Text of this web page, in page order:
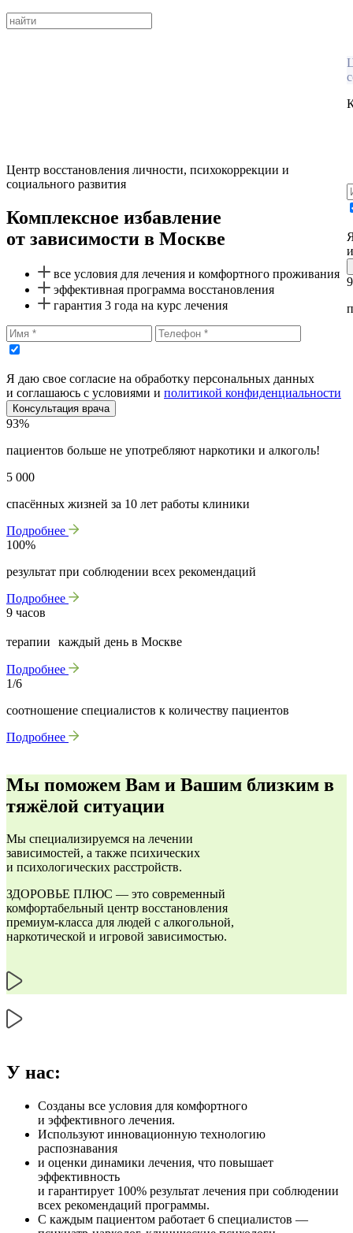
Центр восстановления личности, психокоррекции и
социального развития
Комплексное избавление
от зависимости в Москве
все условия для лечения и комфортного проживания
эффективная программа восстановления
гарантия 3 года на курс лечения
Я даю свое согласие на обработку персональных данных
и соглашаюсь с условиями и политикой конфиденциальности
Консультация врача
93%
пациентов больше не употребляют наркотики и алкоголь!
5 000
спасённых жизней за 10 лет работы клиники
Подробнее
100%
результат при соблюдении всех рекомендаций
Подробнее
9 часов
терапии каждый день в Москве
Подробнее
1/6
соотношение специалистов к количеству пациентов
Подробнее
Мы поможем Вам и Вашим близким в
тяжёлой ситуации
Мы специализируемся на лечении
зависимостей, а также психических
и психологических расстройств.
ЗДОРОВЬЕ ПЛЮС — это современный
комфортабельный центр восстановления
премиум-класса для людей с алкогольной,
наркотической и игровой зависимостью.
У нас:
Созданы все условия для комфортного
и эффективного лечения.
Используют инновационную технологию
распознавания
и оценки динамики лечения, что повышает
эффективность
и гарантирует 100% результат лечения при соблюдении
всех рекомендаций программы.
С каждым пациентом работает 6 специалистов —